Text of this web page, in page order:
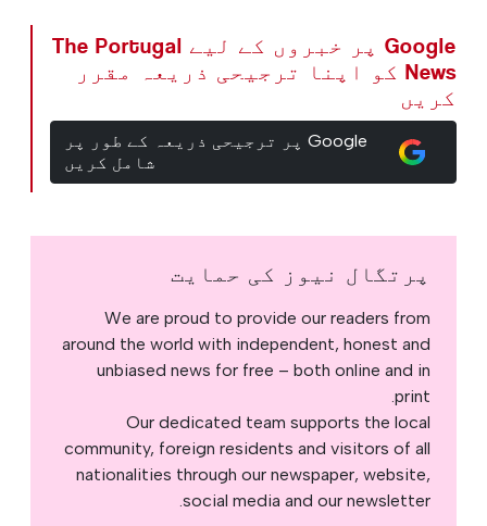
Google پر خبروں کے لیے The Portugal
News کو اپنا ترجیحی ذریعہ مقرر
کریں
Google پر ترجیحی ذریعہ کے طور پر
شامل کریں
پرتگال نیوز کی حمایت
We are proud to provide our readers from
around the world with independent, honest and
unbiased news for free – both online and in
print.
Our dedicated team supports the local
community, foreign residents and visitors of all
nationalities through our newspaper, website,
social media and our newsletter.